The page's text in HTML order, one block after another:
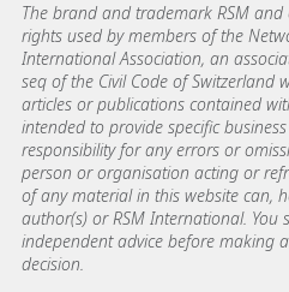
The brand and trademark RSM
rights used by members of the
International Association, an
seq of the Civil Code of Switzerland
articles or publications contained
intended to provide specific
responsibility for any errors or
person or organisation acting or
of any material in this website can,
author(s) or RSM International. You
independent advice before making
decision.